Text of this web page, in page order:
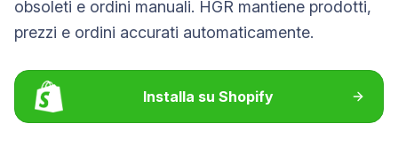
obsoleti e ordini manuali. HGR mantiene prodotti,
prezzi e ordini accurati automaticamente.
Installa su Shopify